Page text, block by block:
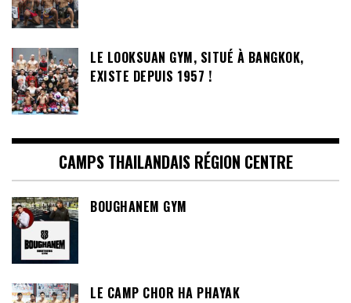
LE LOOKSUAN GYM, SITUÉ À BANGKOK,
EXISTE DEPUIS 1957 !
CAMPS THAILANDAIS RÉGION CENTRE
BOUGHANEM GYM
LE CAMP CHOR HA PHAYAK